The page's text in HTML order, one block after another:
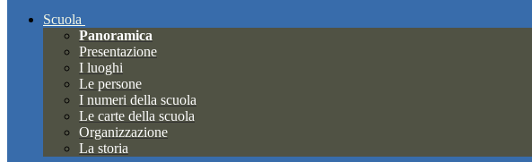
Scuola
Panoramica
Presentazione
I luoghi
Le persone
I numeri della scuola
Le carte della scuola
Organizzazione
La storia